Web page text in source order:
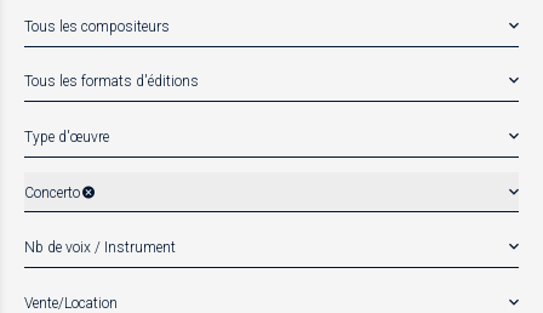
Tous les compositeurs
Tous les formats d'éditions
Type d'œuvre
Concerto
Nb de voix / Instrument
Vente/Location